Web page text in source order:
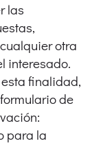
las
otra
interesado.
finalidad,
de
para la